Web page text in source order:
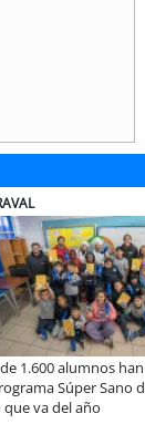
UCN desarrollan
la
Coquimbo